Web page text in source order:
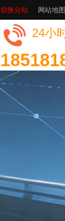
切换分站 网站地图
24小